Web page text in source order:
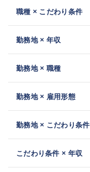
職種 × こだわり条件
勤務地 × 年収
勤務地 × 職種
勤務地 × 雇用形態
勤務地 × こだわり条件
こだわり条件 × 年収